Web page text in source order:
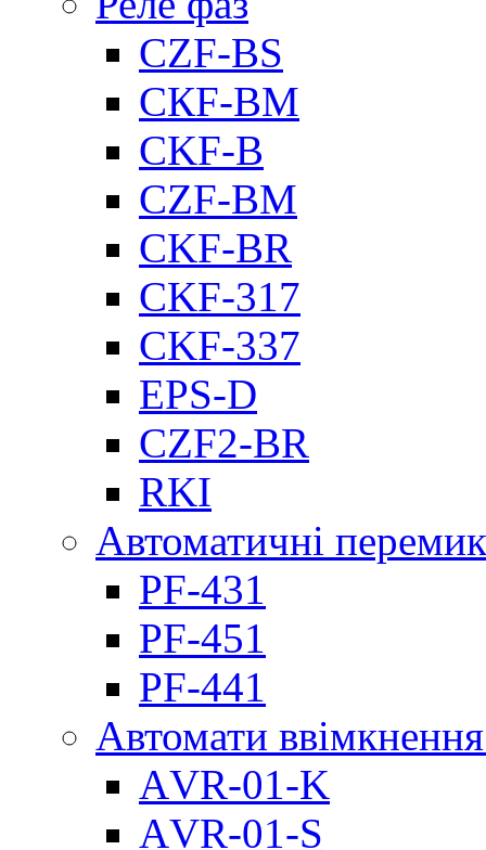
CZF-BS
CКF-BM
CKF-B
CZF-BM
CKF-BR
CKF-317
CKF-337
EPS-D
CZF2-BR
RKI
Автоматичні
PF-431
PF-451
PF-441
Автомати
АVR-01-K
АVR-01-S